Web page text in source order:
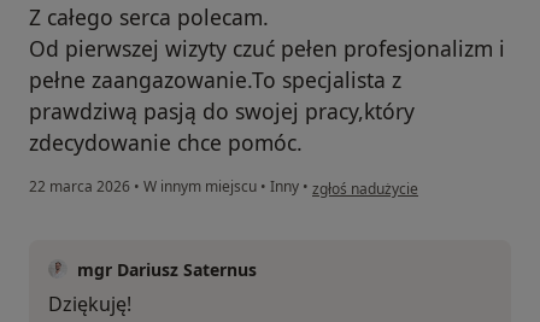
Z całego serca polecam.
Od pierwszej wizyty czuć pełen profesjonalizm i
pełne zaangazowanie.To specjalista z
prawdziwą pasją do swojej pracy,który
zdecydowanie chce pomóc.
22 marca 2026 • W innym miejscu • Inny • w opinii użytkownika Kamila
zgłoś nadużycie
mgr Dariusz Saternus
Dziękuję!